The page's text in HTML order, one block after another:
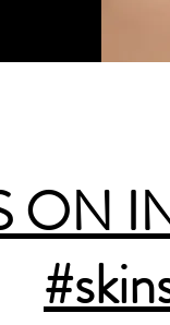
ON